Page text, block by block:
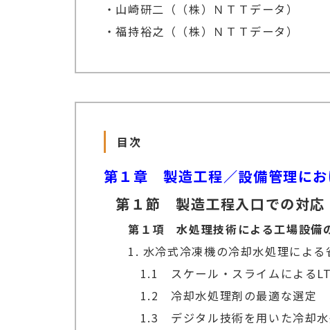
・山崎研二（（株）ＮＴＴデータ）
・福持裕之（（株）ＮＴＴデータ）
目次
第１章 製造工程／設備管理に
第１節 製造工程入口での対応
第１項 水処理技術による工場設備
1. 水冷式冷凍機の冷却水処理による
1.1 スケール・スライムによる
1.2 冷却水処理剤の最適な選定
1.3 デジタル技術を用いた冷却水